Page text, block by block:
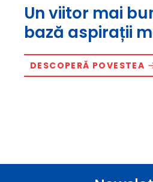
Un viitor mai
bază aspirații
DESCOPERĂ POVESTEA